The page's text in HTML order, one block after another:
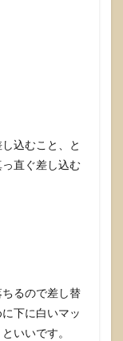
込むこと、と
直ぐ差し込む
るので差し替
下に白いマッ
いいです。